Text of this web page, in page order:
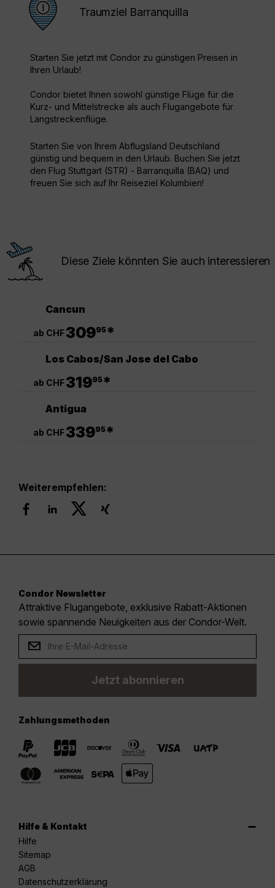
Traumziel Barranquilla
Starten Sie jetzt mit Condor zu günstigen Preisen in
Ihren Urlaub!
Condor bietet Ihnen sowohl günstige Flüge für die
Kurz- und Mittelstrecke als auch Flugangebote für
Langstreckenflüge.
Starten Sie von Ihrem Abflugsland Deutschland
günstig und bequem in den Urlaub. Buchen Sie jetzt
den Flug Stuttgart (STR) - Barranquilla (BAQ) und
freuen Sie sich auf Ihr Reiseziel Kolumbien!
Diese Ziele könnten Sie auch interessieren
Cancun
ab CHF30995*
Los Cabos/San Jose del Cabo
ab CHF31995*
Antigua
ab CHF33995*
Weiterempfehlen:
Condor Newsletter
Attraktive Flugangebote, exklusive Rabatt-Aktionen
sowie spannende Neuigkeiten aus der Condor-Welt.
Jetzt abonnieren
Zahlungsmethoden
Hilfe & Kontakt
Hilfe
Sitemap
AGB
Datenschutzerklärung